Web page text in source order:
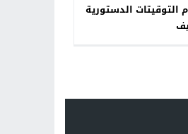
التوقيتات الدستورية